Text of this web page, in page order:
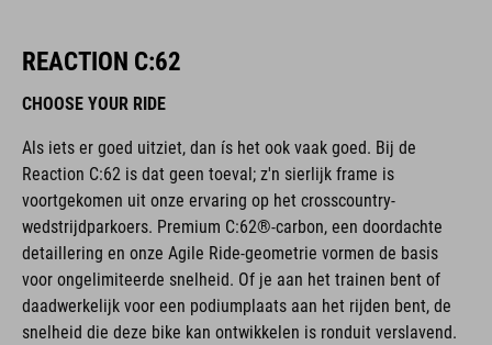
REACTION C:62
CHOOSE YOUR RIDE
Als iets er goed uitziet, dan ís het ook vaak goed. Bij de
Reaction C:62 is dat geen toeval; z'n sierlijk frame is
voortgekomen uit onze ervaring op het crosscountry-
wedstrijdparkoers. Premium C:62®-carbon, een doordachte
detaillering en onze Agile Ride-geometrie vormen de basis
voor ongelimiteerde snelheid. Of je aan het trainen bent of
daadwerkelijk voor een podiumplaats aan het rijden bent, de
snelheid die deze bike kan ontwikkelen is ronduit verslavend.